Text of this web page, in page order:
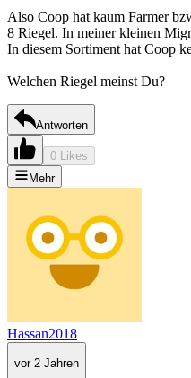
Also Coop hat kaum Farmer
8 Riegel. In meiner kleinen
In diesem Sortiment hat Coop
Welchen Riegel meinst Du?
Antworten
0 Likes
Mehr
Hassan2018
vor 2 Jahren